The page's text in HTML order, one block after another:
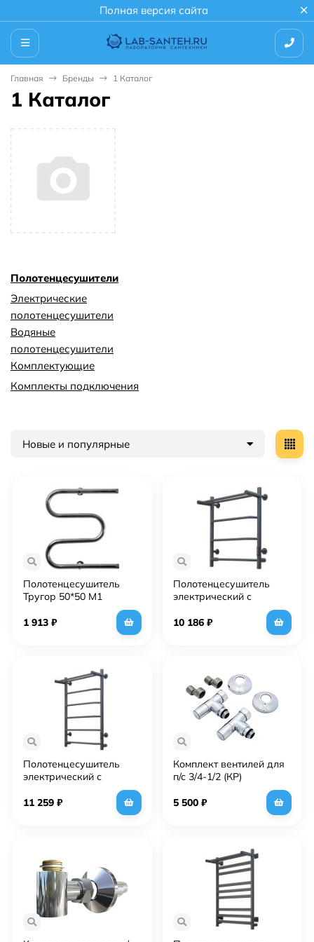
Полная версия сайта
Главная Бренды 1 Каталог
1 Каталог
Полотенцесушители
Электрические
полотенцесушители
Водяные
полотенцесушители
Комплектующие
Комплекты подключения
Новые и популярные
Полотенцесушитель
Тругор 50*50 М1
1 913 ₽
Полотенцесушитель
электрический с
Тругор Пэк сп 6 П 60х50
10 186 ₽
Полотенцесушитель
электрический с
Тругор Пэк сп 6 П 80х50
11 259 ₽
Комплект вентилей для
п/с 3/4-1/2 (КР)
5 500 ₽